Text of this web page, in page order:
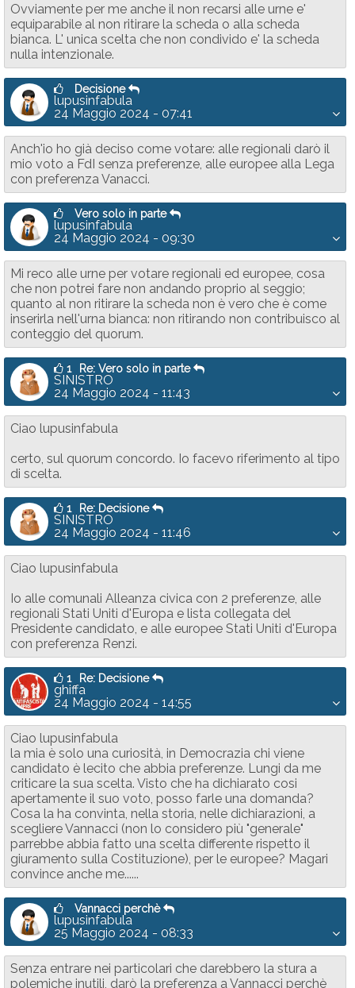
Ovviamente per me anche il non recarsi alle urne e'
equiparabile al non ritirare la scheda o alla scheda
bianca. L' unica scelta che non condivido e' la scheda
nulla intenzionale.
Decisione
lupusinfabula
24 Maggio 2024 - 07:41
Anch'io ho già deciso come votare: alle regionali darò il
mio voto a FdI senza preferenze, alle europee alla Lega
con preferenza Vanacci.
Vero solo in parte
lupusinfabula
24 Maggio 2024 - 09:30
Mi reco alle urne per votare regionali ed europee, cosa
che non potrei fare non andando proprio al seggio;
quanto al non ritirare la scheda non è vero che è come
inserirla nell'urna bianca: non ritirando non contribuisco al
conteggio del quorum.
1 Re: Vero solo in parte
SINISTRO
24 Maggio 2024 - 11:43
Ciao lupusinfabula
certo, sul quorum concordo. Io facevo riferimento al tipo
di scelta.
1 Re: Decisione
SINISTRO
24 Maggio 2024 - 11:46
Ciao lupusinfabula
Io alle comunali Alleanza civica con 2 preferenze, alle
regionali Stati Uniti d'Europa e lista collegata del
Presidente candidato, e alle europee Stati Uniti d'Europa
con preferenza Renzi.
1 Re: Decisione
ghiffa
24 Maggio 2024 - 14:55
Ciao lupusinfabula
la mia è solo una curiosità, in Democrazia chi viene
candidato è lecito che abbia preferenze. Lungi da me
criticare la sua scelta. Visto che ha dichiarato cosi
apertamente il suo voto, posso farle una domanda?
Cosa la ha convinta, nella storia, nelle dichiarazioni, a
scegliere Vannacci (non lo considero più "generale"
parrebbe abbia fatto una scelta differente rispetto il
giuramento sulla Costituzione), per le europee? Magari
convince anche me......
Vannacci perchè
lupusinfabula
25 Maggio 2024 - 08:33
Senza entrare nei particolari che darebbero la stura a
polemiche inutili, darò la preferenza a Vannacci perchè